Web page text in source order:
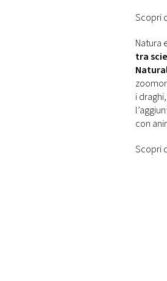
Scopri
Natura
tra
i
con
Scopri